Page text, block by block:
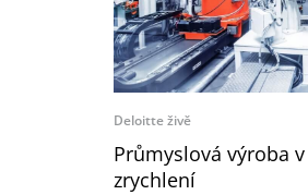
Deloitte živě
Průmyslová výroba
zrychlení